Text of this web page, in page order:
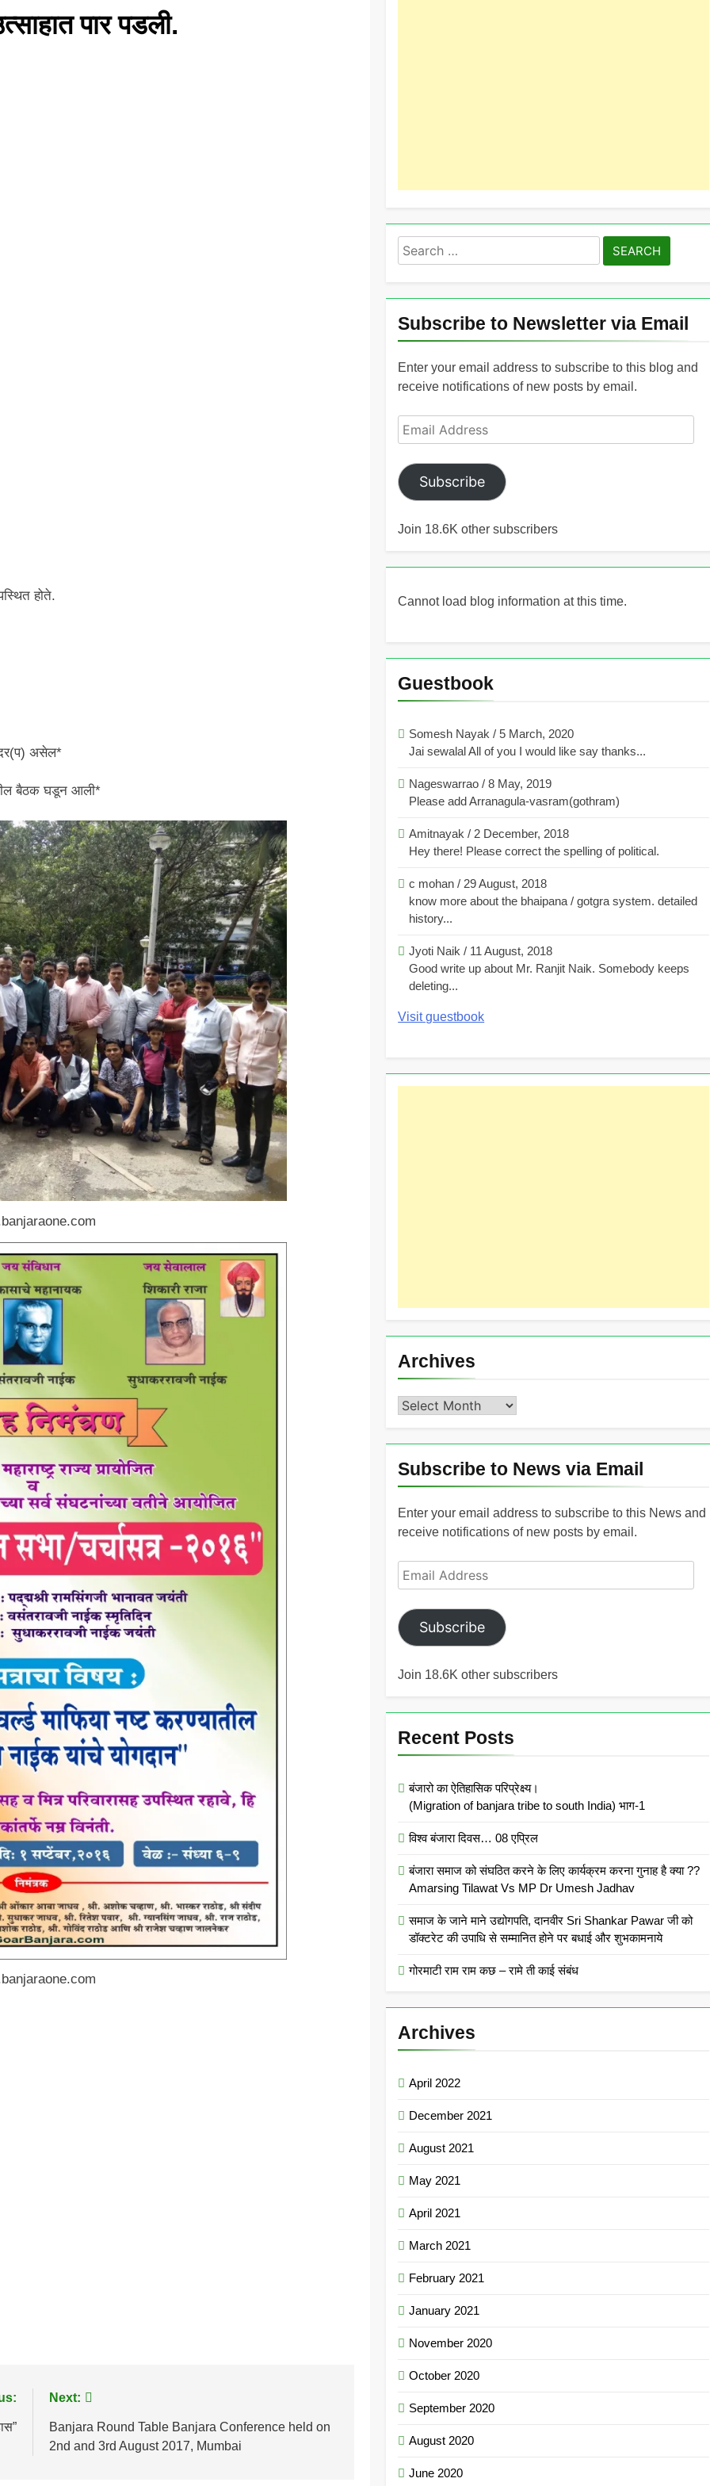
पार पडली.
होते.
असेल*
बैठक घडून आली*
Next:
Banjara Round Table Banjara Conference held on
2nd and 3rd August 2017, Mumbai
Search
for:
Subscribe to Newsletter via Email
Enter your email address to subscribe to this blog and
receive notifications of new posts by email.
Email
Address
Subscribe
Join 18.6K other subscribers
Cannot load blog information at this time.
Guestbook
Somesh Nayak / 5 March, 2020
Jai sewalal All of you I would like say thanks...
Nageswarrao /8 May, 2019
Please add Arranagula-vasram(gothram)
Amitnayak / 2 December, 2018
Hey there! Please correct the spelling of political.
c mohan / 29 August, 2018
know more about the bhaipana / gotgra system. detailed
history...
Jyoti Naik / 11 August, 2018
Good write up about Mr. Ranjit Naik. Somebody keeps
deleting...
Visit guestbook
Archives
Archives
Subscribe to News via Email
Enter your email address to subscribe to this News and
receive notifications of new posts by email.
Email
Address
Subscribe
Join 18.6K other subscribers
Recent Posts
बंजारो का ऐतिहासिक परिप्रेक्ष्य।
(Migration of banjara tribe to south India) भाग-1
विश्व बंजारा दिवस… 08 एप्रिल
बंजारा समाज को संघठित करने के लिए कार्यक्रम करना गुनाह है क्या ??
Amarsing Tilawat Vs MP Dr Umesh Jadhav
समाज के जाने माने उद्योगपति, दानवीर Sri Shankar Pawar जी को
डॉक्टरेट की उपाधि से सम्मानित होने पर बधाई और शुभकामनाये
गोरमाटी राम राम कछ – रामे ती काई संबंध
Archives
April 2022
December 2021
August 2021
May 2021
April 2021
March 2021
February 2021
January 2021
November 2020
October 2020
September 2020
August 2020
June 2020